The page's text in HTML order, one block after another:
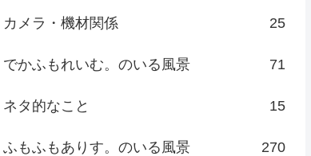
カメラ・機材関係 25
でかふもれいむ。のいる風景 71
ネタ的なこと 15
ふもふもありす。のいる風景 270